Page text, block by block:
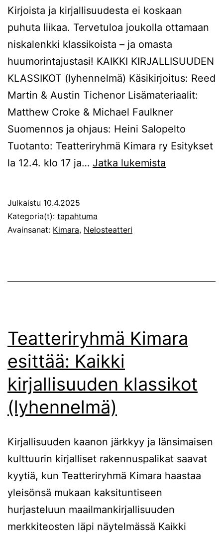
Kirjoista ja kirjallisuudesta ei koskaan
puhuta liikaa. Tervetuloa joukolla ottamaan
niskalenkki klassikoista – ja omasta
huumorintajustasi! KAIKKI KIRJALLISUUDEN
KLASSIKOT (lyhennelmä) Käsikirjoitus: Reed
Martin & Austin Tichenor Lisämateriaalit:
Matthew Croke & Michael Faulkner
Suomennos ja ohjaus: Heini Salopelto
Tuotanto: Teatteriryhmä Kimara ry Esitykset
la 12.4. klo 17 ja… Jatka lukemista
Julkaistu 10.4.2025
Kategoria(t): tapahtuma
Avainsanat: Kimara, Nelosteatteri
Teatteriryhmä Kimara
esittää: Kaikki
kirjallisuuden klassikot
(lyhennelmä)
Kirjallisuuden kaanon järkkyy ja länsimaisen
kulttuurin kirjalliset rakennuspalikat saavat
kyytiä, kun Teatteriryhmä Kimara haastaa
yleisönsä mukaan kaksituntiseen
hurjasteluun maailmankirjallisuuden
merkkiteosten läpi näytelmässä Kaikki